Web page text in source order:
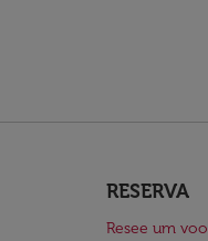
RESERVA
Resee um voo